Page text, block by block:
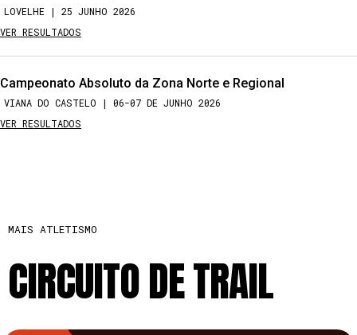
LOVELHE | 25 JUNHO 2026
VER RESULTADOS
Campeonato Absoluto da Zona Norte e Regional
VIANA DO CASTELO | 06-07 DE JUNHO 2026
VER RESULTADOS
MAIS ATLETISMO
CIRCUITO DE TRAIL